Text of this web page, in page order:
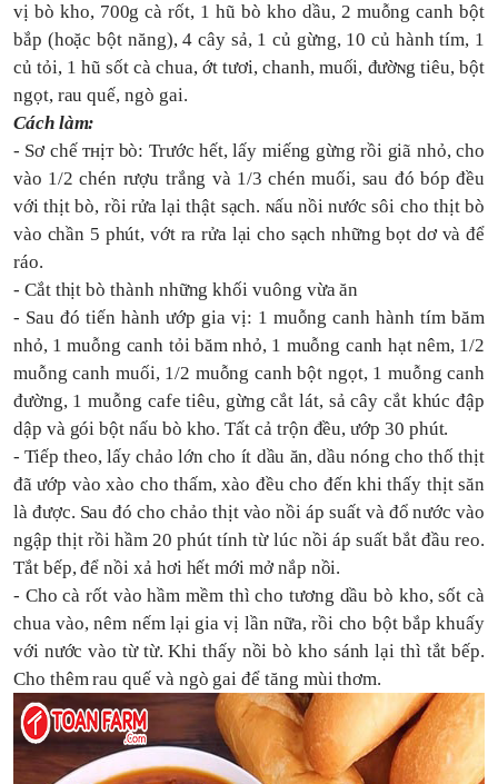
vị bò kho, 700g cà rốt, 1 hũ bò kho dầu, 2 muỗng canh bột
bắp (hoặc bột năng),4 cây sả,1 củ gừng,10 củ hành tím, 1
củ tỏi, 1 hũ sốt cà chua, ớt tươi, chanh, muối, đườɴg tiêu, bột
ngọt, rau quế, ngò gai.
Cách làm:
- Sơ chế ᴛнịᴛ bò: Trước hết, lấy miếng gừng rồi giã nhỏ, cho
vào 1/2 chén rượu trắng và 1/3 chén muối, sau đó bóp đều
với thịt bò, rồi rửa lại thật sạch. ɴấu nồi nước sôi cho thịt bò
vào chần 5 phút, vớt ra rửa lại cho sạch những bọt dơ và để
ráo.
- Cắt thịt bò thành những khối vuông vừa ăn
- Sau đó tiến hành ướp gia vị: 1 muỗng canh hành tím băm
nhỏ, 1 muỗng canh tỏi băm nhỏ, 1 muỗng canh hạt nêm, 1/2
muỗng canh muối, 1/2 muỗng canh bột ngọt, 1 muỗng canh
đường, 1 muỗng cafe tiêu, gừng cắt lát, sả cây cắt khúc đập
dập và gói bộtnấu bò kho. Tất cả trộn đều, ướp 30 phút.
- Tiếp theo, lấy chảo lớn cho ít dầu ăn, dầu nóng cho thố thịt
đã ướp vào xào cho thấm, xào đều cho đến khi thấy thịt săn
là được. Sau đó cho chảo thịt vào nồi áp suất và đổ nước vào
ngập thịtrồihầm 20 phút tính từ lúc nồi áp suất bắtđầu reo.
Tắt bếp, để nồi xả hơi hết mới mở nắp nồi.
- Cho cà rốt vào hầm mềmthì cho tương dầu bò kho, sốt cà
chua vào, nêm nếm lại gia vị lần nữa, rồi cho bột bắp khuấy
với nước vào từ từ. Khi thấy nồi bò kho sánh lại thì tắt bếp.
Cho thêm rau quế và ngò gai để tăng mùi thơm.